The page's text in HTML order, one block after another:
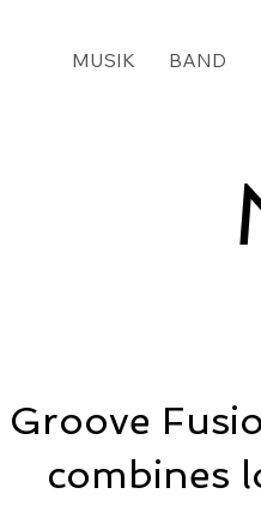
MUSIK BAND
Groove
combines